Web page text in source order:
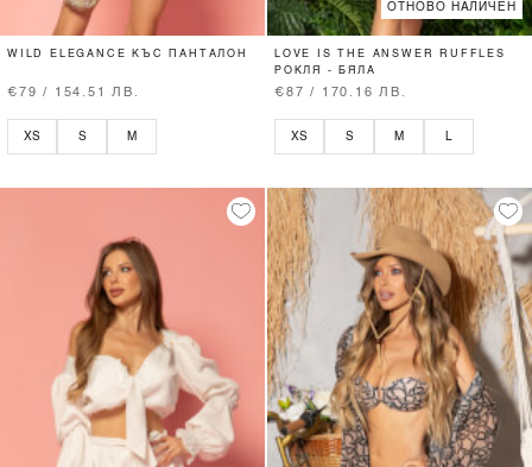
WILD ELEGANCE КЪС ПАНТАЛОН
€79 / 154.51 ЛВ.
XS S M
ОТНОВО НАЛИЧЕН
LOVE IS THE ANSWER RUFFLES
РОКЛЯ - БЯЛА
€87 / 170.16 ЛВ.
XS S M L